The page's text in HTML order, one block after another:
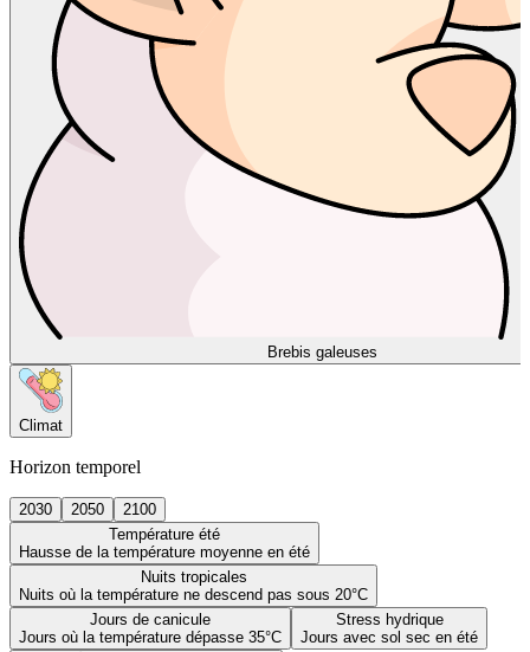
Brebis galeuses
Climat
Horizon temporel
2030 2050
2100
Température été
Hausse de la température moyenne en été
Nuits tropicales
Nuits où la température ne descend pas sous 20°C
Jours de canicule
Jours où la température dépasse 35°C
Stress hydrique
Jours avec sol sec en été